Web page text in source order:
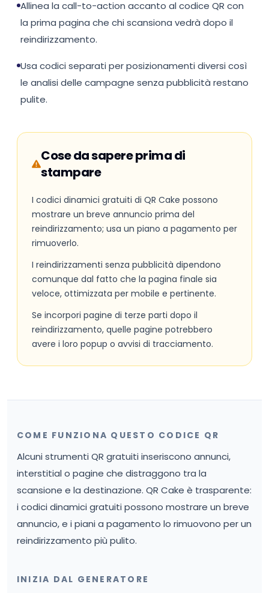
Allinea la call-to-action accanto al codice QR con
la prima pagina che chi scansiona vedrà dopo il
reindirizzamento.
Usa codici separati per posizionamenti diversi così
le analisi delle campagne senza pubblicità restano
pulite.
Cose da sapere prima di
stampare
I codici dinamici gratuiti di QR Cake possono
mostrare un breve annuncio prima del
reindirizzamento; usa un piano a pagamento per
rimuoverlo.
I reindirizzamenti senza pubblicità dipendono
comunque dal fatto che la pagina finale sia
veloce, ottimizzata per mobile e pertinente.
Se incorpori pagine di terze parti dopo il
reindirizzamento, quelle pagine potrebbero
avere i loro popup o avvisi di tracciamento.
COME FUNZIONA QUESTO CODICE QR
Alcuni strumenti QR gratuiti inseriscono annunci,
interstitial o pagine che distraggono tra la
scansione e la destinazione. QR Cake è trasparente:
i codici dinamici gratuiti possono mostrare un breve
annuncio, e i piani a pagamento lo rimuovono per un
reindirizzamento più pulito.
INIZIA DAL GENERATORE